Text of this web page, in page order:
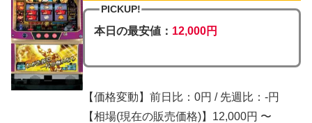
PICKUP!
本日の最安値： 12,000円
【価格変動】前日比：0円 / 先週比：-円
【相場(現在の販売価格)】12,000円 〜